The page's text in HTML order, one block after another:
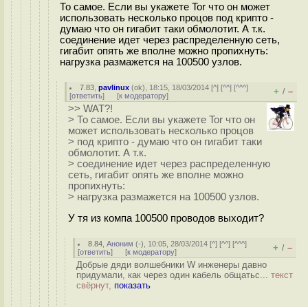
То самое. Если вы укажете Tor что он может
использовать несколько процов под крипто -
думаю что он гигабит таки обмолотит. А т.к.
соединение идет через распределенную сеть,
гигабит опять же вполне можно пропихнуть:
нагрузка размажется на 100500 узлов.
7.83 ,pavlinux (ok), 18:15, 18/03/2014 [^] [^^] [^^^]
[ответить] [к модератору] + / –
>> WAT?!
> То самое. Если вы укажете Tor что он
может использовать несколько процов
> под крипто - думаю что он гигабит таки
обмолотит. А т.к.
> соединение идет через распределенную
сеть, гигабит опять же вполне можно
пропихнуть:
> нагрузка размажется на 100500 узлов.
У тя из компа 100500 проводов выходит?
8.84 ,Аноним (-), 10:05, 28/03/2014 [^] [^^] [^^^]
[ответить] [к модератору] + / –
Добрые дяди волшебники W инженеры давно
придумали, как через один кабель общатьс... текст
свёрнут, показать